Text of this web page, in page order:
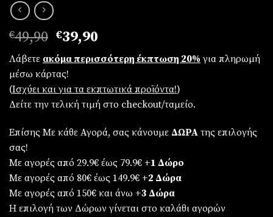
€49,90 Original
price
was:
€49,90.
€39,90
τρέχουσα
τιμή
είναι:
€39,90.
Λάβετε ακόμα περισσότερη έκπτωση 20% για πληρωμή
μέσω κάρτας!
(Iσχύει και για τα εκπτωτικά προϊόντα!)
Δείτε την τελική τιμή στο checkout/ταμείο.
Επίσης Με κάθε Αγορά, σας κάνουμε ΔΩΡΑ της επιλογής
σας!
Με αγορές από 29.9€ έως 79.9€ +1 Δώρο
Με αγορές από 80€ έως 149.9€ +2 Δώρα
Με αγορές από 150€ και άνω +3 Δώρα
Η επιλογή των Δώρων γίνεται στο καλάθι αγορών